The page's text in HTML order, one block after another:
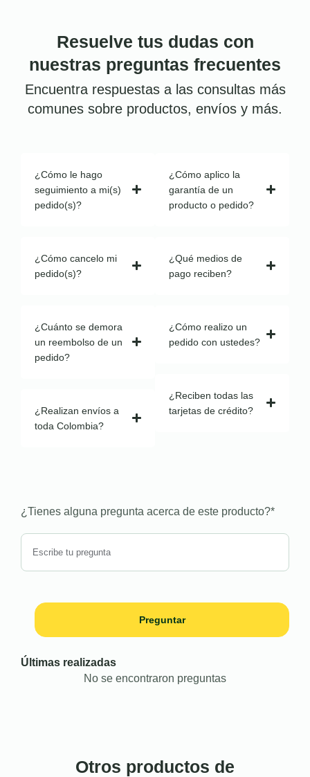
Resuelve tus dudas con
nuestras preguntas frecuentes
Encuentra respuestas a las consultas más
comunes sobre productos, envíos y más.
¿Cómo le hago
seguimiento a mi(s)
pedido(s)?
¿Cómo cancelo mi
pedido(s)?
¿Cuánto se demora
un reembolso de un
pedido?
¿Realizan envíos a
toda Colombia?
¿Cómo aplico la
garantía de un
producto o pedido?
¿Qué medios de
pago reciben?
¿Cómo realizo un
pedido con ustedes?
¿Reciben todas las
tarjetas de crédito?
¿Tienes alguna pregunta acerca de este producto?*
Preguntar
Últimas realizadas
No se encontraron preguntas
Otros productos de